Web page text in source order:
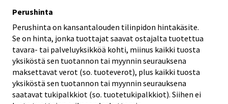
Perushinta
Perushinta on kansantalouden tilinpidon hintakäsite.
Se on hinta, jonka tuottajat saavat ostajalta tuotettua
tavara- tai palveluyksikköä kohti, miinus kaikki tuosta
yksiköstä sen tuotannon tai myynnin seurauksena
maksettavat verot (so. tuoteverot), plus kaikki tuosta
yksiköstä sen tuotannon tai myynnin seurauksena
saatavat tukipalkkiot (so. tuotetukipalkkiot). Siihen ei